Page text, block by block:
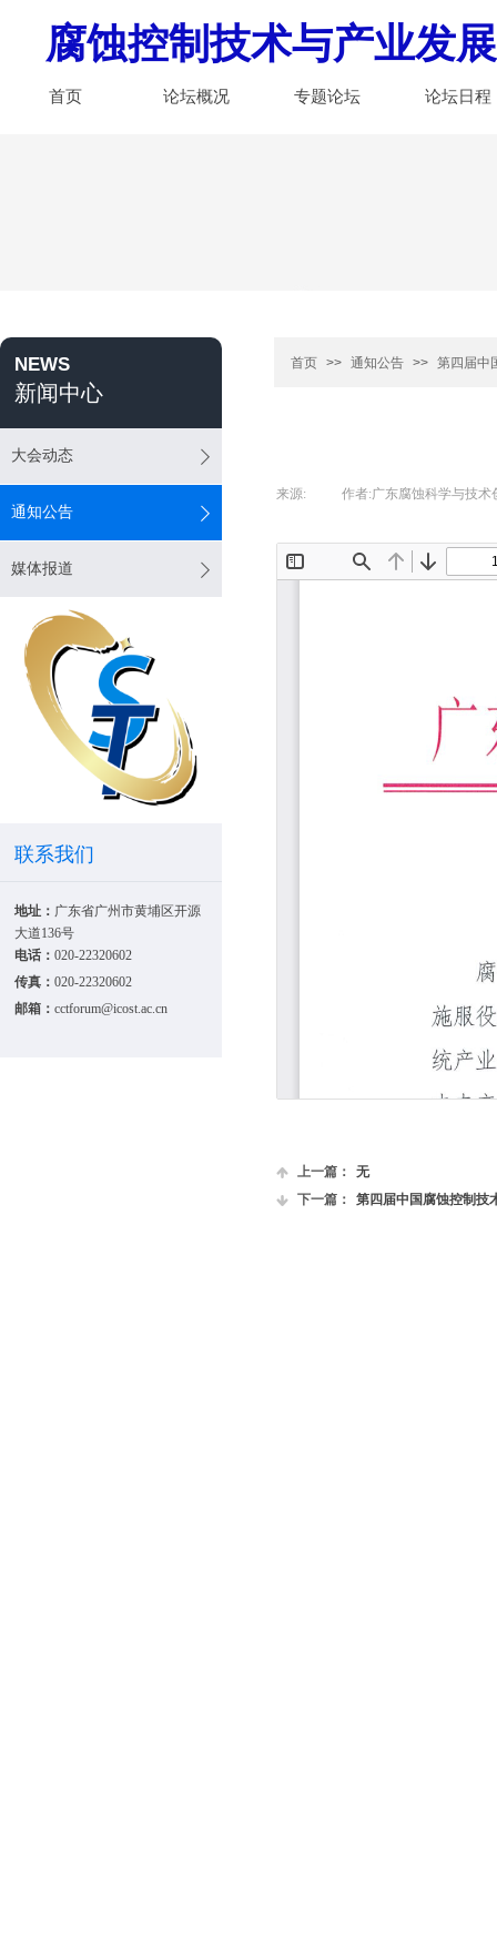
首页 论坛概况 专题论坛 论坛日程
腐蚀控制技术与产业发
NEWS
新闻中心
首页 >> 通知公告 >> 第四届中
大会动态
通知公告
媒体报道
来源: 作者:广东腐蚀科学与技术
上一篇：
无
下一篇：
第四届中国腐蚀控制技
地址： 广东省广州市黄埔区开源
大道136号
电话： 020-22320602
传真： 020-22320602
邮箱： cctforum@icost.ac.cn
联系我们